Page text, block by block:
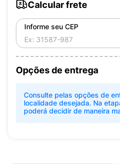
Calcular frete
Informe seu CEP
Opções de entrega
Consulte pelas opções de
localidade desejada. Na
poderá decidir de maneira